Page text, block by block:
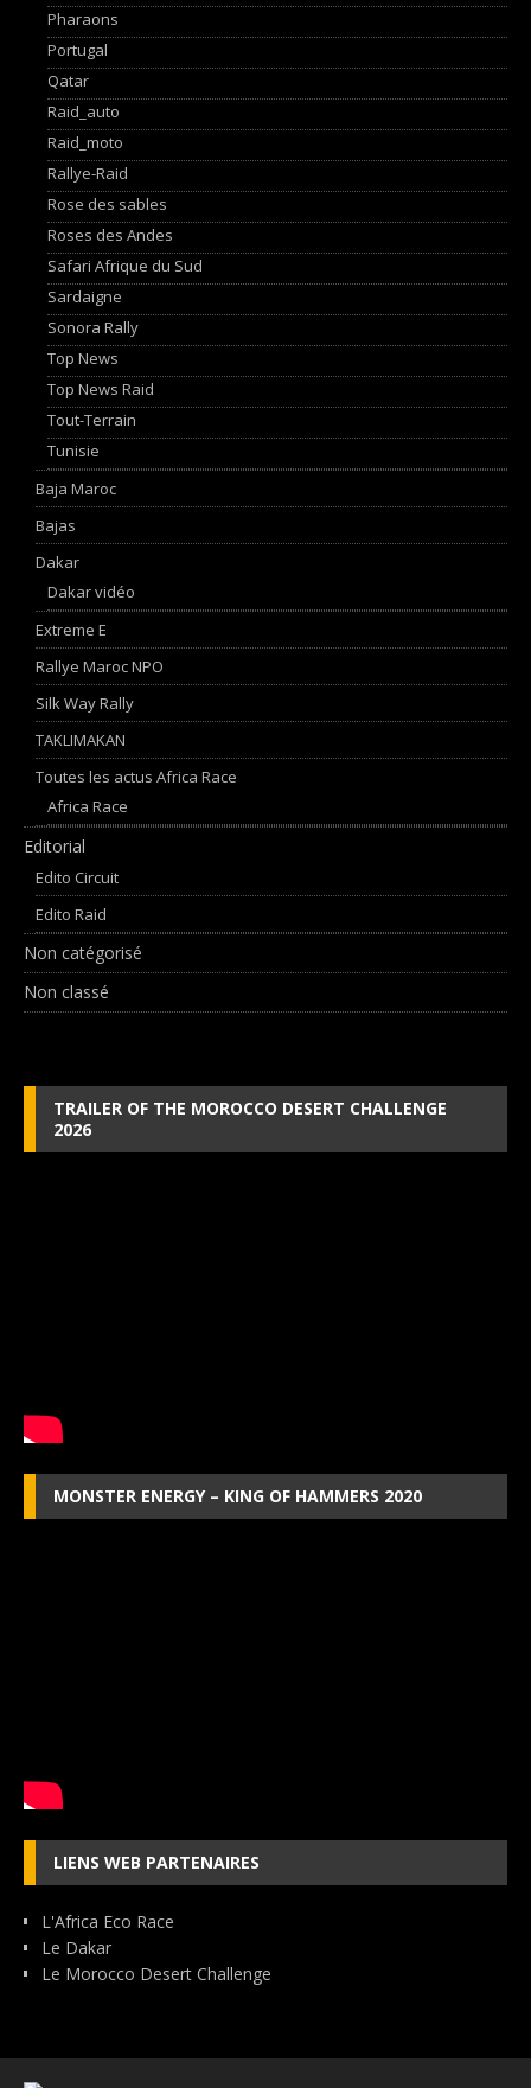
Pharaons
Portugal
Qatar
Raid_auto
Raid_moto
Rallye-Raid
Rose des sables
Roses des Andes
Safari Afrique du Sud
Sardaigne
Sonora Rally
Top News
Top News Raid
Tout-Terrain
Tunisie
Baja Maroc
Bajas
Dakar
Dakar vidéo
Extreme E
Rallye Maroc NPO
Silk Way Rally
TAKLIMAKAN
Toutes les actus Africa Race
Africa Race
Editorial
Edito Circuit
Edito Raid
Non catégorisé
Non classé
TRAILER OF THE MOROCCO DESERT CHALLENGE
2026
MONSTER ENERGY – KING OF HAMMERS 2020
LIENS WEB PARTENAIRES
L'Africa Eco Race
Le Dakar
Le Morocco Desert Challenge